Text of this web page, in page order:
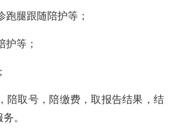
腿跟随陪护等；
护等；
陪取号，陪缴费，取报告结果，结
。